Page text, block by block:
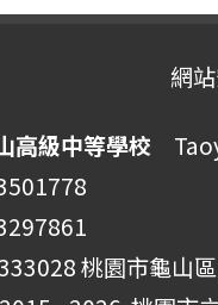
網
高級中等學校
桃園市龜山